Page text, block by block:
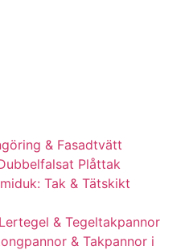
& Fasadtvätt
Plåttak
Tak & Tätskikt
& Tegeltakpannor
& Takpannor i